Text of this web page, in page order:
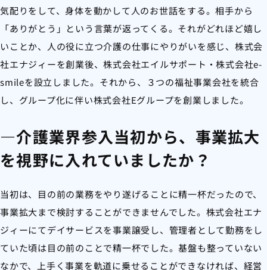
気配りをして、身体を動かして人のお世話をする。相手から
「ありがとう」という言葉が返ってくる。それがどれほど嬉し
いことか、人の役に立つ介護の仕事にやりがいを感じ、株式会
社エナジィーを創業後、株式会社エイルサポート・株式会社e-
smileを設立しました。それから、３つの福祉事業会社を統合
し、グループ化に伴い株式会社Eグループを創業しました。
―介護業界参入当初から、事業拡大
を視野に入れていましたか？
当初は、目の前の業務をやり遂げることに精一杯だったので、
事業拡大まで検討することができませんでした。株式会社エナ
ジィーにてデイサービスを事業譲受し、管理者として勤務をし
ていた頃は目の前のことで精一杯でした。基盤も整っていない
なかで、上手く事業を軌道に乗せることができなければ、経営